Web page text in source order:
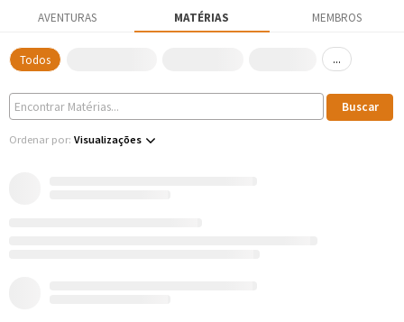
AVENTURAS MATÉRIAS MEMBROS
Todos ...
Ordenar por: Visualizações